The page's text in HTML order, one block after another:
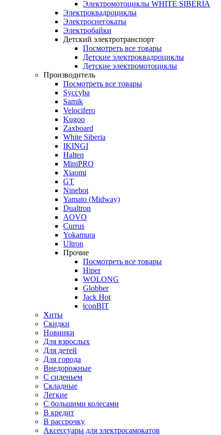
Электромотоциклы WHITE SIBERIA
Электроквадроциклы
Электроснегокаты
Электробайки
Детский электротранспорт
Посмотреть все товары
Детские электроквадроциклы
Детские электромотоциклы
Производитель
Посмотреть все товары
Syccyba
Samik
Velocifero
Kugoo
Zaxboard
White Siberia
IKINGI
Halten
MiniPRO
Xiaomi
GT
Ninebot
Yamato (Midway)
Dualtron
AOVO
Currus
Yokamura
Ultron
Прочие
Посмотреть все товары
Hiper
WOLONG
Globber
Jack Hot
iconBIT
Хиты
Скидки
Новинки
Для взрослых
Для детей
Для города
Внедорожные
С сиденьем
Складные
Легкие
С большими колесами
В кредит
В рассрочку
Аксессуары для электросамокатов